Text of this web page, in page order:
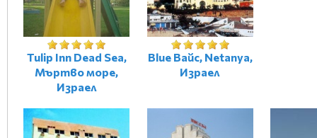
Tulip Inn Dead Sea,
Мъртво море,
Израел
Blue Вайс, Netanya,
Израел